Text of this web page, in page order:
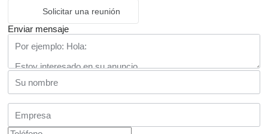
Solicitar una reunión
Enviar mensaje